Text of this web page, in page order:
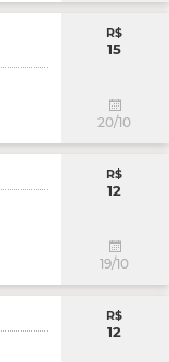
R$
15
20/10
R$
12
19/10
R$
12